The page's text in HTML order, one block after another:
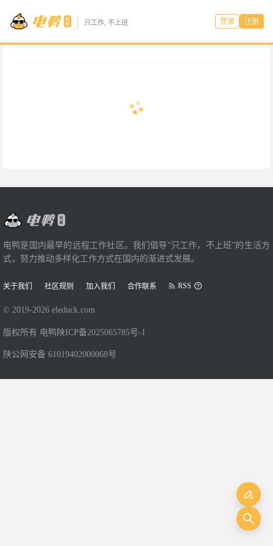
只工作, 不上班 登录 注册
电鸭是国内最早的远程工作社区。我们倡导“只工作，不上班”的生活方
式，努力推动多样化工作方式在国内的渐进式发展。
关于我们 社区规则 加入我们 合作联系 RSS
© 2019-2026 eleduck.com
版权所有 电鸭 陕ICP备2025065785号-1
陕公网安备 61019402000068号